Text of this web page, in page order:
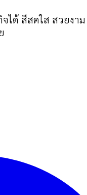
ได้ สีสดใส สวยงา